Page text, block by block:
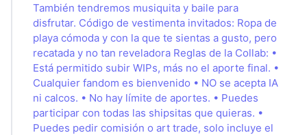
También tendremos musiquita y baile para
disfrutar. Código de vestimenta invitados: Ropa de
playa cómoda y con la que te sientas a gusto, pero
recatada y no tan reveladora Reglas de la Collab: •
Está permitido subir WIPs, más no el aporte final. •
Cualquier fandom es bienvenido • NO se acepta IA
ni calcos. • No hay límite de aportes. • Puedes
participar con todas las shipsitas que quieras. •
Puedes pedir comisión o art trade, solo incluye el